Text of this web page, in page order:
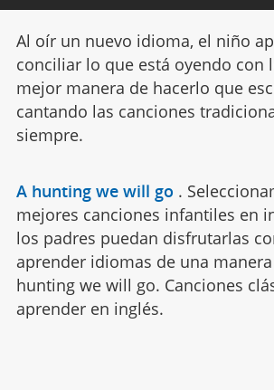
Al oír un nuevo idioma, el niño
conciliar lo que está oyendo con
mejor manera de hacerlo que
cantando las canciones
siempre.
A hunting we will go .
mejores canciones infantiles en
los padres puedan disfrutarlas
aprender idiomas de una
hunting we will go. Canciones
aprender en inglés.